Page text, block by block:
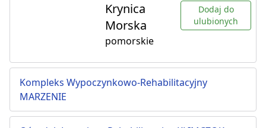
Krynica
Morska
pomorskie
Dodaj do
ulubionych
Kompleks Wypoczynkowo-Rehabilitacyjny
MARZENIE